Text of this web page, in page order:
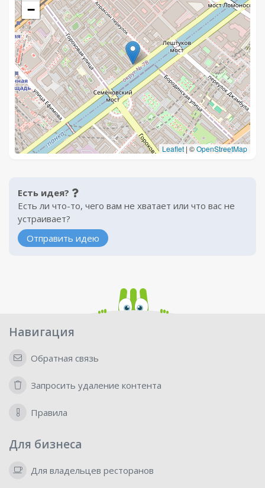
−
Leaflet | ©OpenStreetMap
Есть идея?
Есть ли что-то, чего вам не хватает или что вас не
устраивает?
Отправить идею
Навигация
Обратная связь
Запросить удаление контента
Правила
Для бизнеса
Для владельцев ресторанов